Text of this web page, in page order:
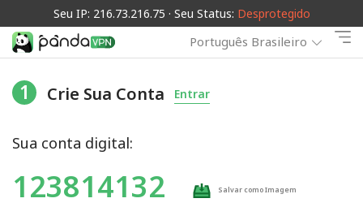
Seu IP: 216.73.216.75 · Seu Status: Desprotegido
Português Brasileiro
1 Crie Sua Conta Entrar
Sua conta digital:
123814132 Salvar como Imagem